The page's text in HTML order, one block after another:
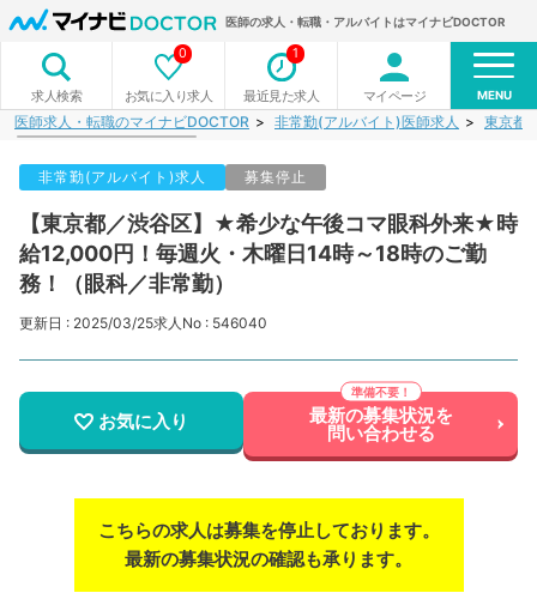
医師の求人・転職・アルバイトはマイナビDOCTOR
求人検索 お気に入り求人
0
最近見た求人
1
マイページ MENU
医師求人・転職のマイナビDOCTOR 非常勤(アルバイト)医師求人 東京都
非常勤(アルバイト)求人 募集停止
【東京都／渋谷区】★希少な午後コマ眼科外来★時
給12,000円！毎週火・木曜日14時～18時のご勤
務！（眼科／非常勤）
更新日 : 2025/03/25求人No : 546040
お気に入り 最新の募集状況を
問い合わせる
こちらの求人は募集を停止しております。
最新の募集状況の確認も承ります。